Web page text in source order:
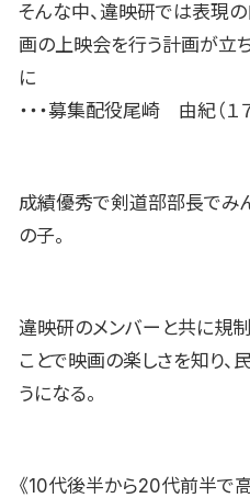
そんな中、違映研では表現
画の上映会を行う計画が立
に
・・・募集配役尾崎 由紀（１
成績優秀で剣道部部長でみ
の子。
違映研のメンバーと共に規
ことで映画の楽しさを知り
うになる。
《10代後半から20代前半で